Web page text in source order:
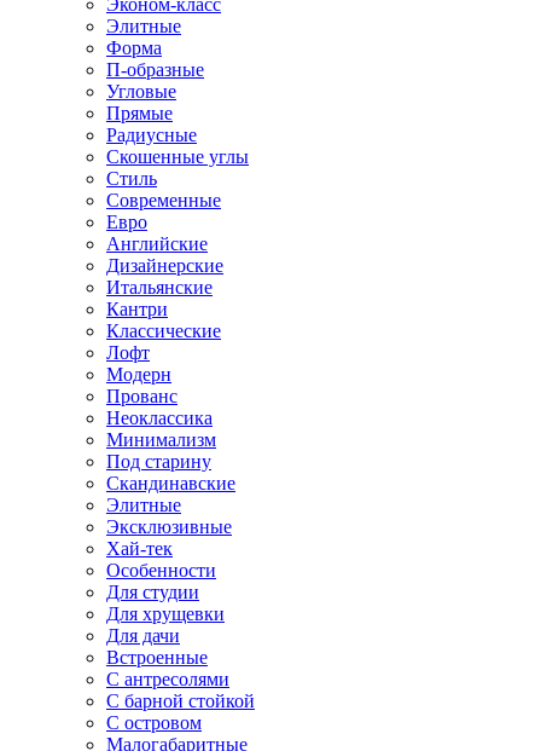
Эконом-класс
Элитные
Форма
П-образные
Угловые
Прямые
Радиусные
Скошенные углы
Стиль
Современные
Евро
Английские
Дизайнерские
Итальянские
Кантри
Классические
Лофт
Модерн
Прованс
Неоклассика
Минимализм
Под старину
Скандинавские
Элитные
Эксклюзивные
Хай-тек
Особенности
Для студии
Для хрущевки
Для дачи
Встроенные
С антресолями
С барной стойкой
С островом
Малогабаритные